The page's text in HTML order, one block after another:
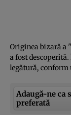
Originea bizară a
a fost
legătură,
Adaugă-ne ca
preferată